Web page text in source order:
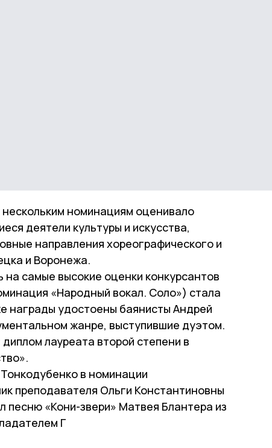
номинациям оценивало
деятели культуры и искусства,
направления хореографического и
и Воронежа.
на самые высокие оценки конкурсантов
«Народный вокал. Соло») стала
награды удостоены баянисты Андрей
жанре, выступившие дуэтом.
лауреата второй степени в
в номинации
преподавателя Ольги Константиновны
песню «Кони-звери» Матвея Блантера из
Г